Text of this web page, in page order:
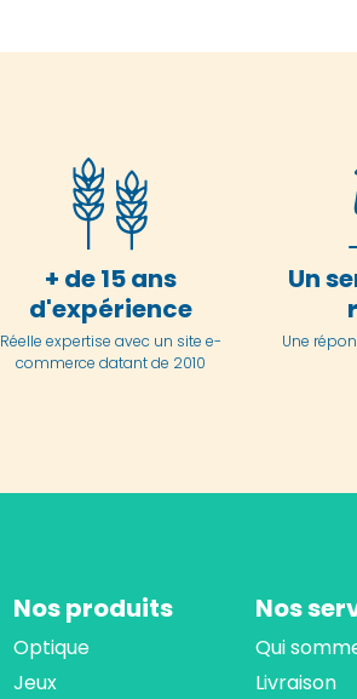
+ de 15 ans
d'expérience
Réelle expertise avec un site e-
commerce datant de 2010
Un
Une
Nos produits
Optique
Jeux
Nos
Qui
Livraison